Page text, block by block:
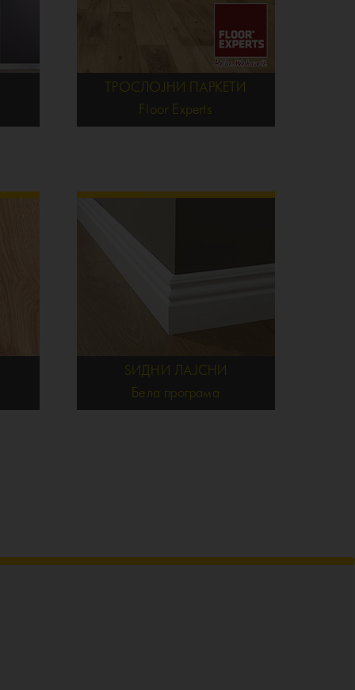
ТРОСЛОЈНИ ПАРКЕТИ
Floor Experts
ЅИДНИ ЛАЈСНИ
Бела програма